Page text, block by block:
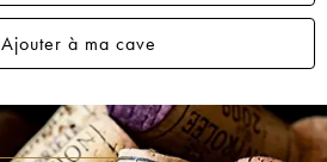
Ajouter à ma cave